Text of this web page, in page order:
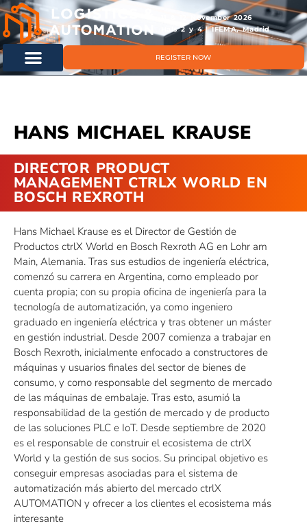
11 & 12 November 2026
Hals 2 y 4 | IFEMA, Madrid
REGISTER NOW
HANS MICHAEL KRAUSE
DIRECTOR PRODUCT
MANAGEMENT CTRLX WORLD EN
BOSCH REXROTH
Hans Michael Krause es el Director de Gestión de
Productos ctrlX World en Bosch Rexroth AG en Lohr am
Main, Alemania. Tras sus estudios de ingeniería eléctrica,
comenzó su carrera en Argentina, como empleado por
cuenta propia; con su propia oficina de ingeniería para la
tecnología de automatización, ya como ingeniero
graduado en ingeniería eléctrica y tras obtener un máster
en gestión industrial. Desde 2007 comienza a trabajar en
Bosch Rexroth, inicialmente enfocado a constructores de
máquinas y usuarios finales del sector de bienes de
consumo, y como responsable del segmento de mercado
de las máquinas de embalaje. Tras esto, asumió la
responsabilidad de la gestión de mercado y de producto
de las soluciones PLC e IoT. Desde septiembre de 2020
es el responsable de construir el ecosistema de ctrlX
World y la gestión de sus socios. Su principal objetivo es
conseguir empresas asociadas para el sistema de
automatización más abierto del mercado ctrlX
AUTOMATION y ofrecer a los clientes el ecosistema más
interesante